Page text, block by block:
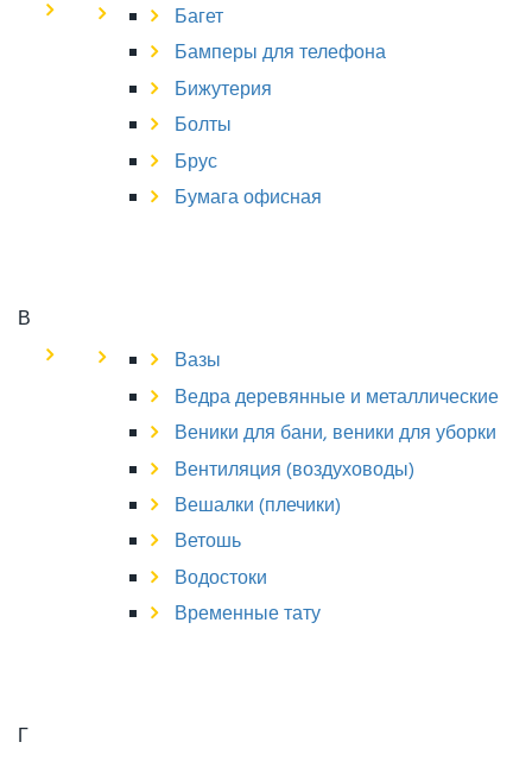
Багет
Бамперы для телефона
Бижутерия
Болты
Брус
Бумага офисная
В
Вазы
Ведра деревянные и металлические
Веники для бани, веники для уборки
Вентиляция (воздуховоды)
Вешалки (плечики)
Ветошь
Водостоки
Временные тату
Г